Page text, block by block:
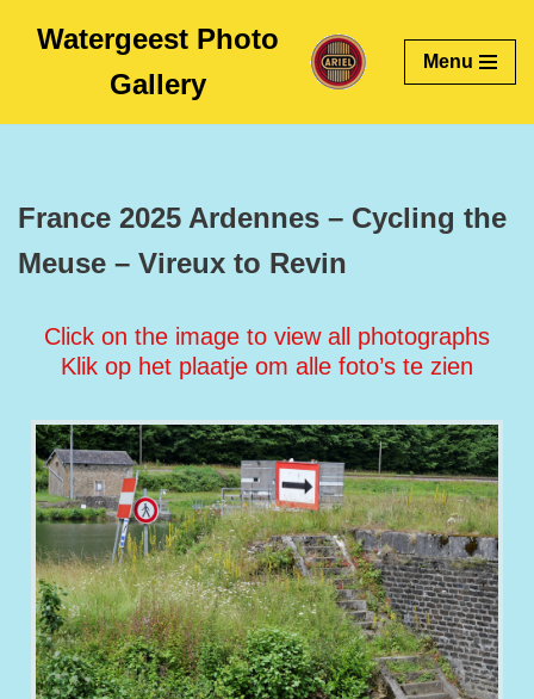
content
Watergeest Photo
Gallery
Menu
France 2025 Ardennes – Cycling the
Meuse – Vireux to Revin
Click on the image to view all photographs
Klik op het plaatje om alle foto’s te zien